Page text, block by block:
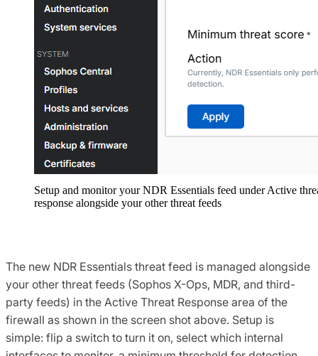
Setup and monitor your NDR Essentials feed under Active
response alongside your other threat feeds
The new NDR Essentials threat feed is managed alongside
your other threat feeds (Sophos X-Ops, MDR, and third-
party feeds) in the Active Threat Response area of the
firewall as shown in the screen shot above. Setup is
simple: flip a switch to turn it on, select which internal